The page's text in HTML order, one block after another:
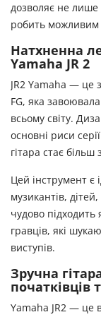
дозволяє не
робить можливим
Натхненна
Yamaha JR 2
JR2 Yamaha — це
FG, яка
всьому світу.
основні риси
гітара стає
Цей інструмент є
музикантів,
чудово підходить
гравців, які
виступів.
Зручна
початківців
Yamaha JR2 — це